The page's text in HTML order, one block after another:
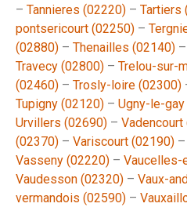
– Tannieres (02220) – Tartiers
pontsericourt (02250) –
(02880) – Thenailles (02140) –
Travecy (02800) – Trelou-sur-
(02460) – Trosly-loire (02300)
Tupigny (02120) – Ugny-le-
Urvillers (02690) –
(02370) – Variscourt (02190) –
Vasseny (02220) – Vaucelles-
Vaudesson (02320) – Vaux-
vermandois (02590) –